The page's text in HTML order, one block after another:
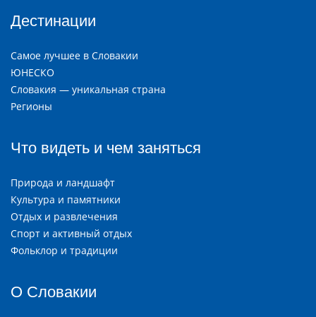
Дестинации
Самое лучшее в Словакии
ЮНЕСКО
Словакия — уникальная страна
Регионы
Что видеть и чем заняться
Природа и ландшафт
Культура и памятники
Отдых и развлечения
Спорт и активный отдых
Фольклор и традиции
О Словакии